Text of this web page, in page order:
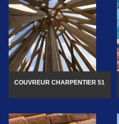
COUVREUR CHARPENTIER 51